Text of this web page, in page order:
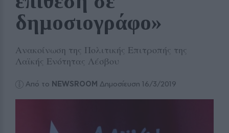
δημοσιογράφο»
Ανακοίνωση της Πολιτικής Επιτροπής της
Λαϊκής Ενότητας Λέσβου
Από το NEWSROOM Δημοσίευση 16/3/2019